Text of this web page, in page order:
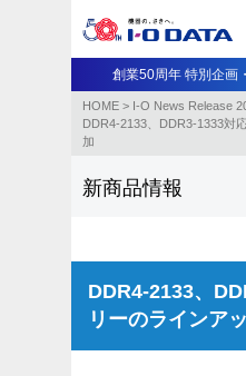
創業50周年 特別企画
HOME > I-O News Release
DDR4-2133、DDR3-1333対
加
新商品情報
DDR4-2133、
リーのラインア